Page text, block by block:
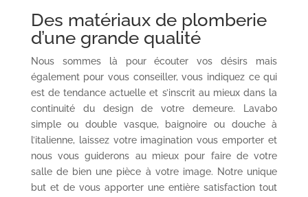
Des matériaux de plomberie
d’une grande qualité
Nous sommes là pour écouter vos désirs mais
également pour vous conseiller, vous indiquez ce qui
est de tendance actuelle et s’inscrit au mieux dans la
continuité du design de votre demeure. Lavabo
simple ou double vasque, baignoire ou douche à
l’italienne, laissez votre imagination vous emporter et
nous vous guiderons au mieux pour faire de votre
salle de bien une pièce à votre image. Notre unique
but et de vous apporter une entière satisfaction tout